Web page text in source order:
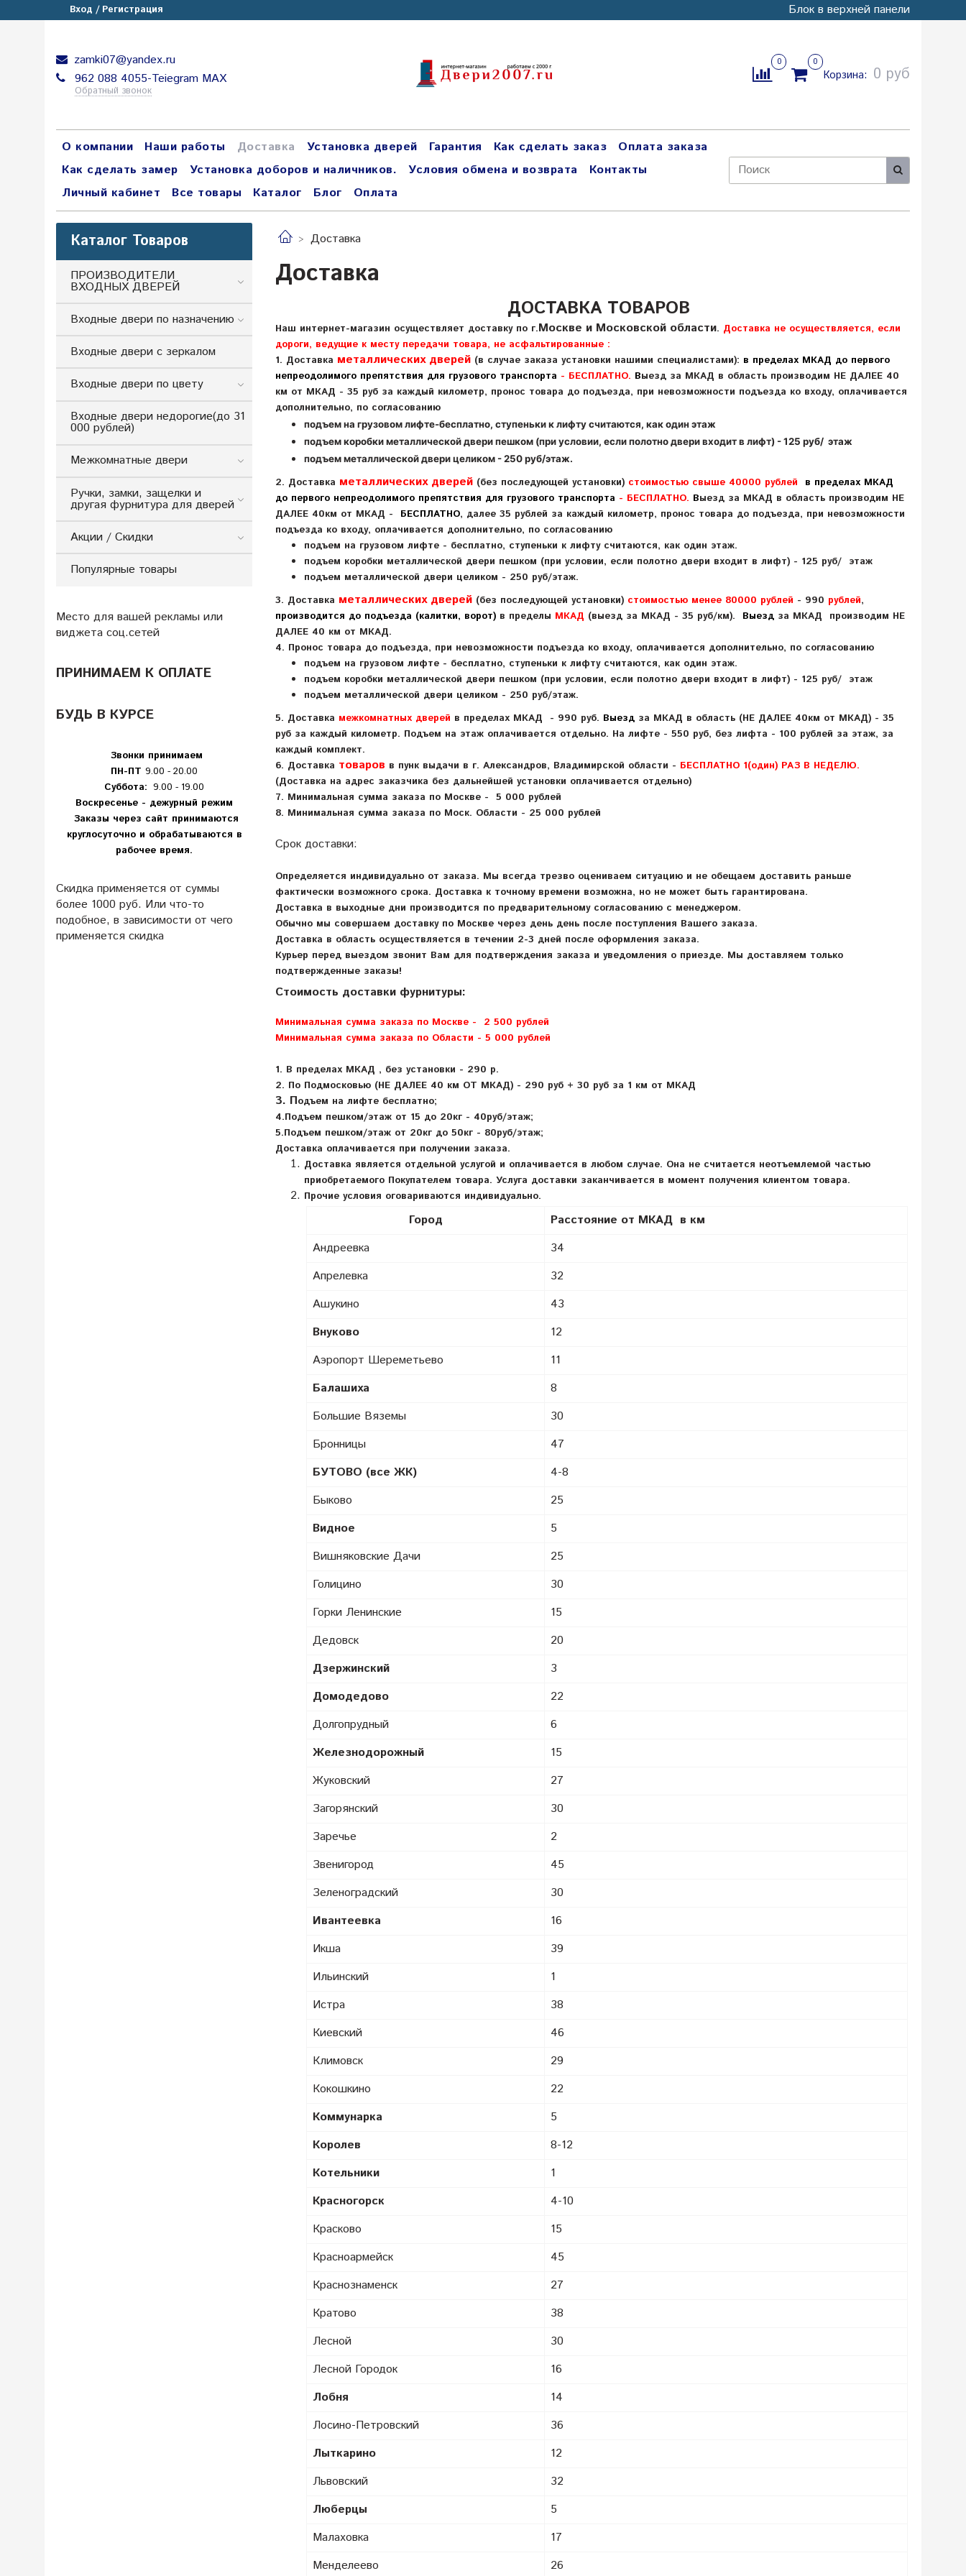
Вход / Регистрация Блок в верхней панели
zamki07@yandex.ru
962 088 4055-Teiegram МАХ
Обратный звонок
0 0
Корзина: 0 руб
О компании Наши работы Доставка Установка дверей Гарантия Как сделать заказ
Оплата заказа
Как сделать замер
Установка доборов и наличников. Условия обмена и возврата
Контакты
Личный кабинет
Все товары Каталог Блог Оплата
Доставка
Доставка
ДОСТАВКА ТОВАРОВ
Наш интернет-магазин осуществляет доставку по г.Москве и Московской области. Доставка не осуществляется, если
дороги, ведущие к месту передачи товара, не асфальтированные :
1. Доставка металлических дверей (в случае заказа установки нашими специалистами): в пределах МКАД до первого
непреодолимого препятствия для грузового транспорта - БЕСПЛАТНО. Выезд за МКАД в область производим НЕ ДАЛЕЕ 40
км от МКАД - 35 руб за каждый километр, пронос товара до подъезда, при невозможности подъезда ко входу, оплачивается
дополнительно, по согласованию
подъем на грузовом лифте-бесплатно, ступеньки к лифту считаются, как один этаж
подъем коробки металлической двери пешком (при условии, если полотно двери входит в лифт) - 125 руб/ этаж
подъем металлической двери целиком - 250 руб/этаж.
2. Доставка металлических дверей (без последующей установки) стоимостью свыше 40000 рублей
в пределах МКАД
до первого непреодолимого препятствия для грузового транспорта - БЕСПЛАТНО. Выезд за МКАД в область производим НЕ
ДАЛЕЕ 40км от МКАД -
БЕСПЛАТНО, далее 35 рублей за каждый километр, пронос товара до подъезда, при невозможности
подъезда ко входу, оплачивается дополнительно, по согласованию
подъем на грузовом лифте - бесплатно, ступеньки к лифту считаются, как один этаж.
подъем коробки металлической двери пешком (при условии, если полотно двери входит в лифт) - 125 руб/ этаж
подъем металлической двери целиком - 250 руб/этаж.
3. Доставка металлических дверей (без последующей установки) стоимостью менее 80000 рублей - 990 рублей,
производится до подъезда (калитки, ворот) в пределы МКАД (выезд за МКАД - 35 руб/км). Выезд за МКАД
производим НЕ
ДАЛЕЕ 40 км от МКАД.
4. Пронос товара до подъезда, при невозможности подъезда ко входу, оплачивается дополнительно, по согласованию
подъем на грузовом лифте - бесплатно, ступеньки к лифту считаются, как один этаж.
подъем коробки металлической двери пешком (при условии, если полотно двери входит в лифт) - 125 руб/ этаж
подъем металлической двери целиком - 250 руб/этаж.
5. Доставка межкомнатных дверей в пределах МКАД - 990 руб. Выезд за МКАД в область (НЕ ДАЛЕЕ 40км от МКАД) - 35
руб за каждый километр. Подъем на этаж оплачивается отдельно. На лифте - 550 руб, без лифта - 100 рублей за этаж, за
каждый комплект.
6. Доставка товаров в пунк выдачи в г. Александров, Владимирской области - БЕСПЛАТНО 1(один) РАЗ В НЕДЕЛЮ.
(Доставка на адрес заказчика без дальнейшей установки оплачивается отдельно)
7. Минимальная сумма заказа по Москве - 5 000 рублей
8. Минимальная сумма заказа по Моск. Области - 25 000 рублей
Срок доставки:
Определяется индивидуально от заказа. Мы всегда трезво оцениваем ситуацию и не обещаем доставить раньше
фактически возможного срока. Доставка к точному времени возможна, но не может быть гарантирована.
Доставка в выходные дни производится по предварительному согласованию с менеджером.
Обычно мы совершаем доставку по Москве через день день после поступления Вашего заказа.
Доставка в область осуществляется в течении 2-3 дней после оформления заказа.
Курьер перед выездом звонит Вам для подтверждения заказа и уведомления о приезде. Мы доставляем только
подтвержденные заказы!
Стоимость доставки фурнитуры:
Минимальная сумма заказа по Москве - 2 500 рублей
Минимальная сумма заказа по Области - 5 000 рублей
1. В пределах МКАД , без установки - 290 р.
2. По Подмосковью (НЕ ДАЛЕЕ 40 км ОТ МКАД) - 290 руб + 30 руб за 1 км от МКАД
3. Подъем на лифте бесплатно;
4.Подъем пешком/этаж от 15 до 20кг - 40руб/этаж;
5.Подъем пешком/этаж от 20кг до 50кг - 80руб/этаж;
Доставка оплачивается при получении заказа.
Доставка является отдельной услугой и оплачивается в любом случае. Она не считается неотъемлемой частью
приобретаемого Покупателем товара. Услуга доставки заканчивается в момент получения клиентом товара.
Прочие условия оговариваются индивидуально.
Город
Расстояние от МКАД в км
Андреевка
34
Апрелевка
32
Ашукино
43
Внуково
12
Аэропорт Шереметьево
11
Балашиха
8
Большие Вяземы
30
Бронницы
47
БУТОВО (все ЖК)
4-8
Быково
25
Видное
5
Вишняковские Дачи
25
Голицино
30
Горки Ленинские
15
Дедовск
20
Дзержинский
3
Домодедово
22
Долгопрудный
6
Железнодорожный
15
Жуковский
27
Загорянский
30
Заречье
2
Звенигород
45
Зеленоградский
30
Ивантеевка
16
Икша
39
Ильинский
1
Истра
38
Киевский
46
Климовск
29
Кокошкино
22
Коммунарка
5
Королев
8-12
Котельники
1
Красногорск
4-10
Красково
15
Красноармейск
45
Краснознаменск
27
Кратово
38
Лесной
30
Лесной Городок
16
Лобня
14
Лосино-Петровский
36
Лыткарино
12
Львовский
32
Люберцы
5
Малаховка
17
Менделеево
26
Каталог Товаров
ПРОИЗВОДИТЕЛИ
ВХОДНЫХ ДВЕРЕЙ
Входные двери по назначению
Входные двери с зеркалом
Входные двери по цвету
Входные двери недорогие(до 31
000 рублей)
Межкомнатные двери
Ручки, замки, защелки и
другая фурнитура для дверей
Акции / Скидки
Популярные товары
Место для вашей рекламы или
виджета соц.сетей
ПРИНИМАЕМ К ОПЛАТЕ
БУДЬ В КУРСЕ
Звонки принимаем
ПН-ПТ 9.00 - 20.00
Суббота: 9.00 - 19.00
Воскресенье - дежурный режим
Заказы через сайт принимаются
круглосуточно и обрабатываются в
рабочее время.
Скидка применяется от суммы
более 1000 руб. Или что-то
подобное, в зависимости от чего
применяется скидка